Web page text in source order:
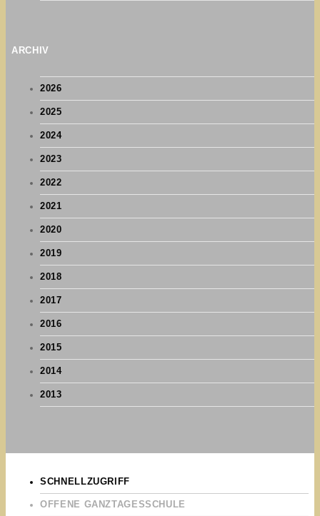
ARCHIV
2026
2025
2024
2023
2022
2021
2020
2019
2018
2017
2016
2015
2014
2013
SCHNELLZUGRIFF
OFFENE GANZTAGESSCHULE